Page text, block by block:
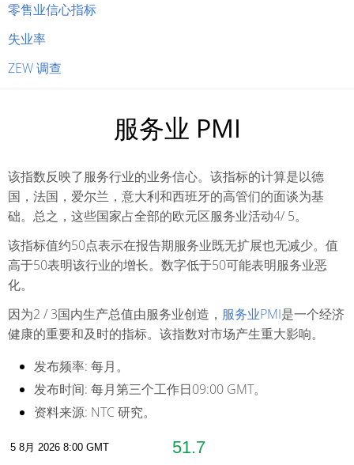
零售业信心指标
失业率
ZEW 调查
服务业 PMI
该指数反映了服务行业的业务信心。该指标的计算是以德
国，法国，爱尔兰，意大利和西班牙的高管们的面谈为基
础。总之，这些国家占全部的欧元区服务业活动4/ 5。
该指标值约50点表示在报告期服务业既无扩展也无减少。值
高于50表明该行业的增长。数字低于50可能表明服务业恶
化。
因为2 / 3国内生产总值由服务业创造， 服务业PMI是一个经济
健康的重要和及时的指标。该指数对市场产生重大影响。
发布频率: 每月。
发布时间: 每月第三个工作日09:00 GMT。
资料来源: NTC 研究。